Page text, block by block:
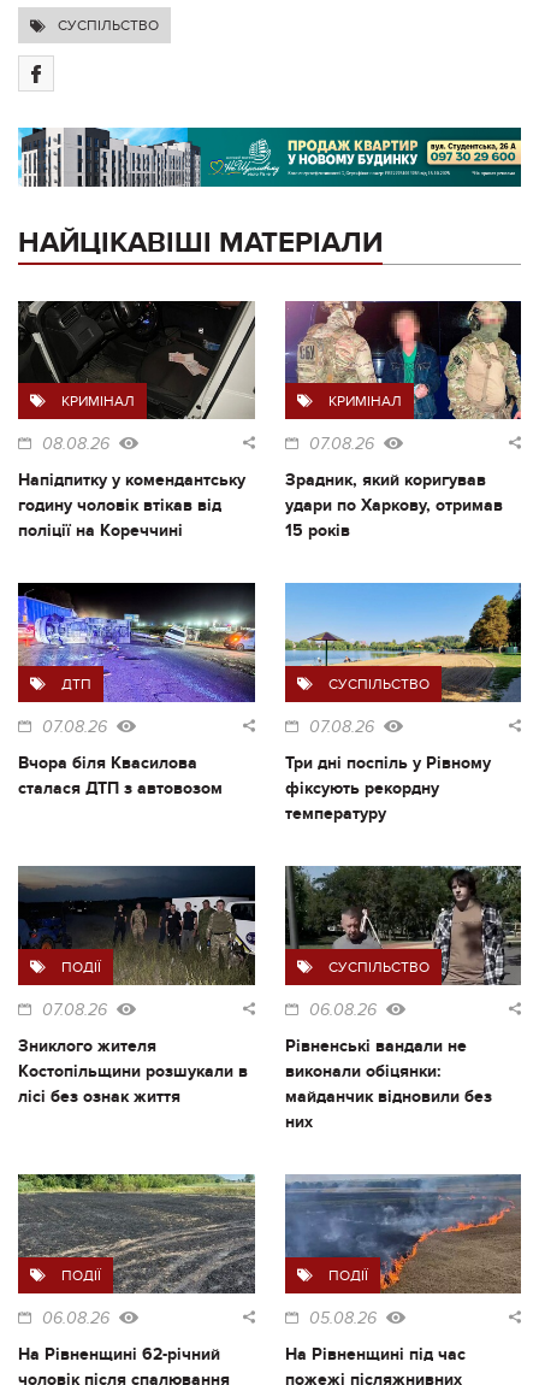
СУСПІЛЬСТВО
НАЙЦІКАВІШІ МАТЕРІАЛИ
КРИМІНАЛ
08.08.26
Напідпитку у комендантську
годину чоловік втікав від
поліції на Кореччині
КРИМІНАЛ
07.08.26
Зрадник, який коригував
удари по Харкову, отримав
15 років
ДТП
07.08.26
Вчора біля Квасилова
сталася ДТП з автовозом
СУСПІЛЬСТВО
07.08.26
Три дні поспіль у Рівному
фіксують рекордну
температуру
ПОДІЇ
07.08.26
Зниклого жителя
Костопільщини розшукали в
лісі без ознак життя
СУСПІЛЬСТВО
06.08.26
Рівненські вандали не
виконали обіцянки:
майданчик відновили без
них
ПОДІЇ
06.08.26
На Рівненщині 62-річний
чоловік після спалювання
ПОДІЇ
05.08.26
На Рівненщині під час
пожежі післяжнивних